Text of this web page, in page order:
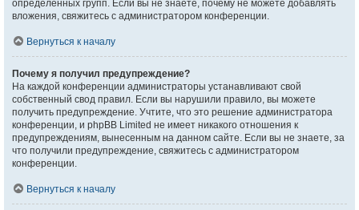
определённых групп. Если вы не знаете, почему не можете добавлять
вложения, свяжитесь с администратором конференции.
Вернуться к началу
Почему я получил предупреждение?
На каждой конференции администраторы устанавливают свой
собственный свод правил. Если вы нарушили правило, вы можете
получить предупреждение. Учтите, что это решение администратора
конференции, и phpBB Limited не имеет никакого отношения к
предупреждениям, вынесенным на данном сайте. Если вы не знаете, за
что получили предупреждение, свяжитесь с администратором
конференции.
Вернуться к началу